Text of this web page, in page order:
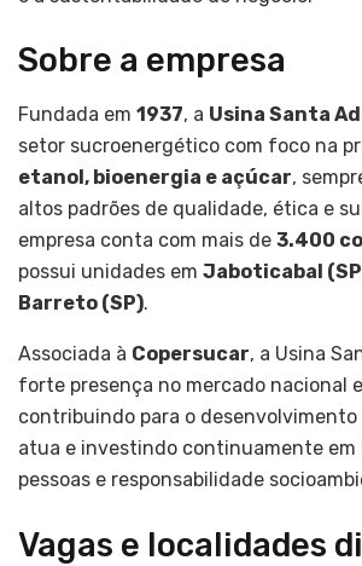
Sobre a empresa
Fundada em 1937, a Usina Santa
setor sucroenergético com foco na
etanol, bioenergia e açúcar,
altos padrões de qualidade, ética e
empresa conta com mais de 3.400
possui unidades em Jaboticabal
Barreto (SP).
Associada à Copersucar, a Usina
forte presença no mercado nacional
contribuindo para o desenvolvimento
atua e investindo continuamente em
pessoas e responsabilidade
Vagas e localidades